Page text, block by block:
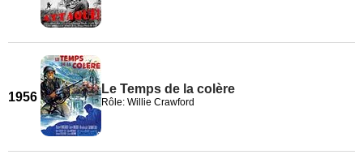
1956
Le Temps de la colère
Rôle: Willie Crawford